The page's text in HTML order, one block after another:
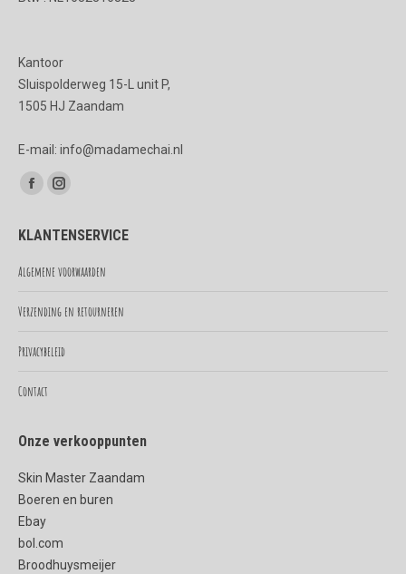
Kantoor
Sluispolderweg 15-L unit P,
1505 HJ Zaandam
E-mail: info@madamechai.nl
Vind ons op:
Facebook
opens
in
window
Instagram
opens
in
window
KLANTENSERVICE
Algemene voorwaarden
Verzending en retourneren
Privacybeleid
Contact
Onze verkooppunten
Skin Master Zaandam
Boeren en buren
Ebay
bol.com
Broodhuysmeijer